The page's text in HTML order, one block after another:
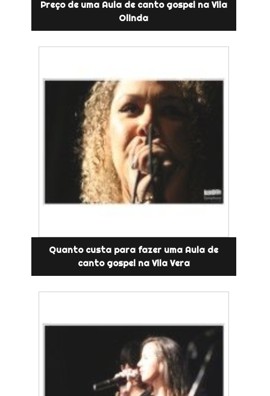
Preço de uma Aula de canto gospel na Vila
Olinda
Quanto custa para fazer uma Aula de
canto gospel na Vila Vera